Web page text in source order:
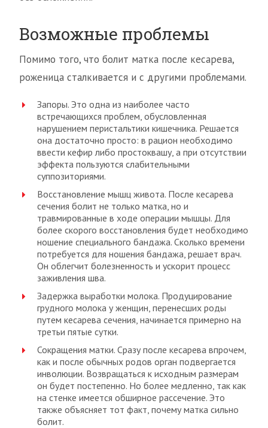
Возможные проблемы
Помимо того, что болит матка после кесарева,
роженица сталкивается и с другими проблемами.
Запоры. Это одна из наиболее часто
встречающихся проблем, обусловленная
нарушением перистальтики кишечника. Решается
она достаточно просто: в рацион необходимо
ввести кефир либо простоквашу, а при отсутствии
эффекта пользуются слабительными
суппозиториями.
Восстановление мышц живота. После кесарева
сечения болит не только матка, но и
травмированные в ходе операции мышцы. Для
более скорого восстановления будет необходимо
ношение специального бандажа. Сколько времени
потребуется для ношения бандажа, решает врач.
Он облегчит болезненность и ускорит процесс
заживления шва.
Задержка выработки молока. Продуцирование
грудного молока у женщин, перенесших роды
путем кесарева сечения, начинается примерно на
третьи пятые сутки.
Сокращения матки. Сразу после кесарева впрочем,
как и после обычных родов орган подвергается
инволюции. Возвращаться к исходным размерам
он будет постепенно. Но более медленно, так как
на стенке имеется обширное рассечение. Это
также объясняет тот факт, почему матка сильно
болит.